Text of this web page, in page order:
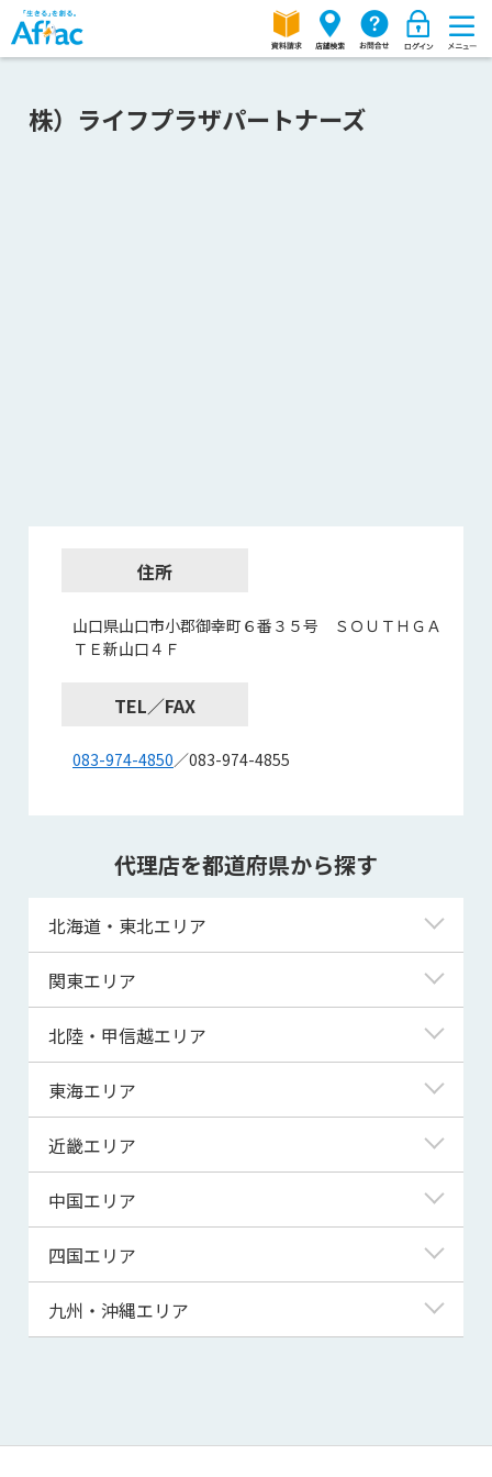
株）ライフプラザパートナーズ
住所
山口県山口市小郡御幸町６番３５号 ＳＯＵＴＨＧＡ
ＴＥ新山口４Ｆ
TEL／FAX
083-974-4850／083-974-4855
代理店を都道府県から探す
北海道・東北エリア
北海道
青森県
宮城県
秋田県
山形県
関東エリア
東京都
神奈川県
埼玉県
千葉県
茨城県
群馬県
北陸・甲信越エリア
新潟県
富山県
福井県
山梨県
長野県
東海エリア
岐阜県
静岡県
三重県
近畿エリア
滋賀県
京都府
大阪府
兵庫県
和歌山県
中国エリア
鳥取県
島根県
山口県
四国エリア
徳島県
高知県
九州・沖縄エリア